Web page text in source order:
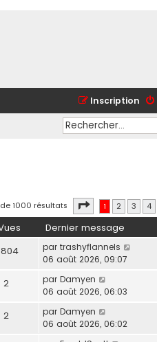
Inscription
1000 résultats Page sur 25
1 2 3 4
Dernier message
par trashyflannels
06 août 2026, 09:07
2 par Damyen
06 août 2026, 06:03
2 par Damyen
06 août 2026, 06:02